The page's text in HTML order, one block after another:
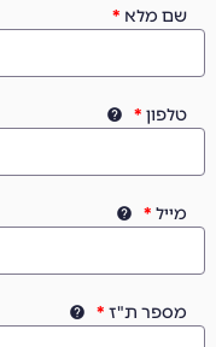
שם מלא
טלפון
מייל
מספר ת"ז